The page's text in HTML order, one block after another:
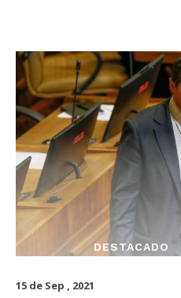
DESTACADO
15 de Sep , 2021